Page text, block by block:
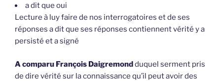
a dit que oui
Lecture à luy faire de nos interrogatoires et de ses
réponses a dit que ses réponses contiennent vérité y a
persisté et a signé
A comparu François Daigremondduquel serment pris
de dire vérité sur la connaissance qu’il peut avoir des